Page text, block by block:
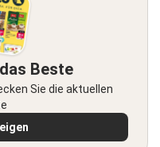
Beste
Sie die aktuellen